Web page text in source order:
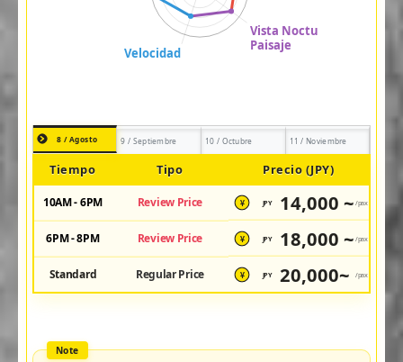
8 / Agosto 9 / Septiembre 10 / Octubre 11 / Noviembre
Tiempo Tipo Precio (JPY)
10AM - 6PM Review Price ¥ JPY 14,000 ~ /pax
6PM - 8PM Review Price ¥ JPY 18,000 ~ /pax
Standard Regular Price ¥ JPY 20,000~ /pax